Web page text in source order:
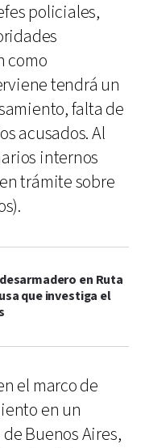
policiales,
como
tendrá un
falta de
acusados. Al
internos
trámite sobre
en Ruta
que investiga el
el marco de
en un
Buenos Aires,